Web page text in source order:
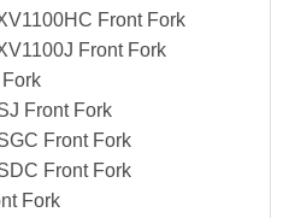
Front Fork
Front Fork
Front Fork
Front Fork
Front Fork
Fork